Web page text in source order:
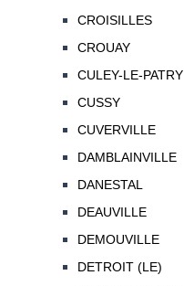
CROISILLES
CROUAY
CULEY-LE-PATRY
CUSSY
CUVERVILLE
DAMBLAINVILLE
DANESTAL
DEAUVILLE
DEMOUVILLE
DETROIT (LE)